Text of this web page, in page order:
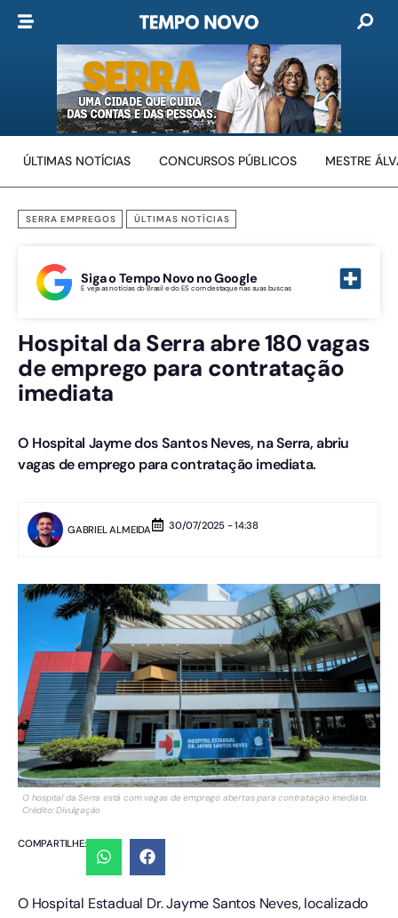
ÚLTIMAS NOTÍCIAS CONCURSOS PÚBLICOS MESTRE
SERRA EMPREGOS ÚLTIMAS NOTÍCIAS
Siga o Tempo Novo no Google
E veja as notícias do Brasil e do ES com destaque nas suas buscas
Hospital da Serra abre 180 vagas
de emprego para contratação
imediata
O Hospital Jayme dos Santos Neves, na Serra, abriu
vagas de emprego para contratação imediata.
GABRIEL ALMEIDA 30/07/2025 - 14:38
O hospital da Serra está com vagas de emprego abertas para contratação imediata.
Crédito: Divulgação
COMPARTILHE:
O Hospital Estadual Dr. Jayme Santos Neves, localizado